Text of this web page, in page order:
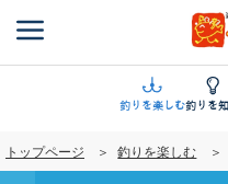
ン
釣りを楽しむ釣りを
トップページ 釣りを楽しむ